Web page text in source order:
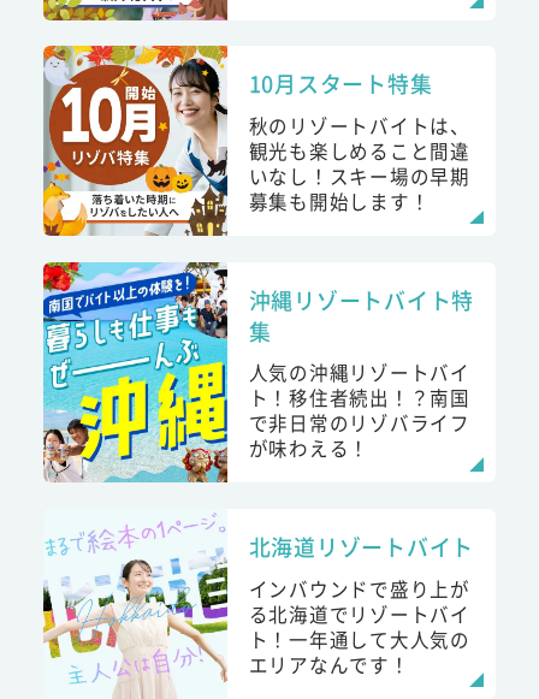
10月スタート特集
秋のリゾートバイトは、
観光も楽しめること間違
いなし！スキー場の早期
募集も開始します！
沖縄リゾートバイト特
集
人気の沖縄リゾートバイ
ト！移住者続出！？南国
で非日常のリゾバライフ
が味わえる！
北海道リゾートバイト
インバウンドで盛り上が
る北海道でリゾートバイ
ト！一年通して大人気の
エリアなんです！